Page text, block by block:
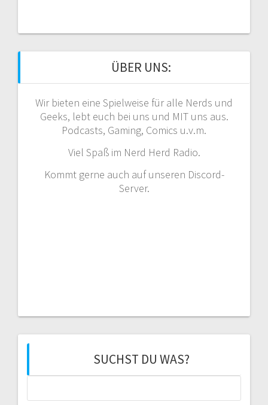
ÜBER UNS:
Wir bieten eine Spielweise für alle Nerds und
Geeks, lebt euch bei uns und MIT uns aus.
Podcasts, Gaming, Comics u.v.m.
Viel Spaß im Nerd Herd Radio.
Kommt gerne auch auf unseren Discord-
Server.
SUCHST DU WAS?